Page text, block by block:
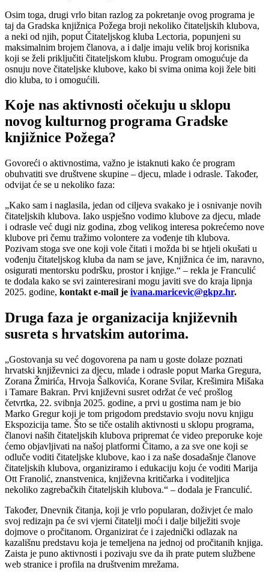
Osim toga, drugi vrlo bitan razlog za pokretanje ovog programa je
taj da Gradska knjižnica Požega broji nekoliko čitateljskih klubova,
a neki od njih, poput Čitateljskog kluba Lectoria, popunjeni su
maksimalnim brojem članova, a i dalje imaju velik broj korisnika
koji se želi priključiti čitateljskom klubu. Program omogućuje da
osnuju nove čitateljske klubove, kako bi svima onima koji žele biti
dio kluba, to i omogućili.
Koje nas aktivnosti očekuju u sklopu
novog kulturnog programa Gradske
knjižnice Požega?
Govoreći o aktivnostima, važno je istaknuti kako će program
obuhvatiti sve društvene skupine – djecu, mlade i odrasle. Također,
odvijat će se u nekoliko faza:
„Kako sam i naglasila, jedan od ciljeva svakako je i osnivanje novih
čitateljskih klubova. Iako uspješno vodimo klubove za djecu, mlade
i odrasle već dugi niz godina, zbog velikog interesa pokrećemo nove
klubove pri čemu tražimo volontere za vođenje tih klubova.
Pozivam stoga sve one koji vole čitati i možda bi se htjeli okušati u
vođenju čitateljskog kluba da nam se jave, Knjižnica će im, naravno,
osigurati mentorsku podršku, prostor i knjige.“ – rekla je Franculić
te dodala kako se svi zainteresirani mogu javiti sve do kraja lipnja
2025. godine, kontakt e-mail je ivana.maricevic@gkpz.hr.
Druga faza je organizacija književnih
susreta s hrvatskim autorima.
„Gostovanja su već dogovorena pa nam u goste dolaze poznati
hrvatski književnici za djecu, mlade i odrasle poput Marka Gregura,
Zorana Žmirića, Hrvoja Šalkovića, Korane Svilar, Krešimira Mišaka
i Tamare Bakran. Prvi književni susret održat će već prošlog
četvrtka, 22. svibnja 2025. godine, a prvi u gostima nam je bio
Marko Gregur koji je tom prigodom predstavio svoju novu knjigu
Ekspozicija tame. Što se tiče ostalih aktivnosti u sklopu programa,
članovi naših čitateljskih klubova pripremat će video preporuke koje
ćemo objavljivati na našoj platformi Čitamo, a za sve one koji se
odluče voditi čitateljske klubove, kao i za naše dosadašnje članove
čitateljskih klubova, organiziramo i edukaciju koju će voditi Marija
Ott Franolić, znanstvenica, književna kritičarka i voditeljica
nekoliko zagrebačkih čitateljskih klubova.“ – dodala je Franculić.
Također, Dnevnik čitanja, koji je vrlo popularan, doživjet će malo
svoj redizajn pa će svi vjerni čitatelji moći i dalje bilježiti svoje
dojmove o pročitanom. Organizirat će i zajednički odlazak na
kazališnu predstavu koja je temeljena na jednoj od pročitanih knjiga.
Zaista je puno aktivnosti i pozivaju sve da ih prate putem službene
web stranice i profila na društvenim mrežama.